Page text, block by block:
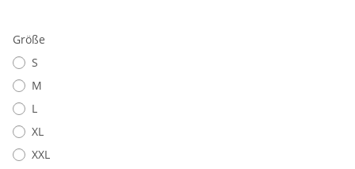
Größe
S
M
L
XL
XXL